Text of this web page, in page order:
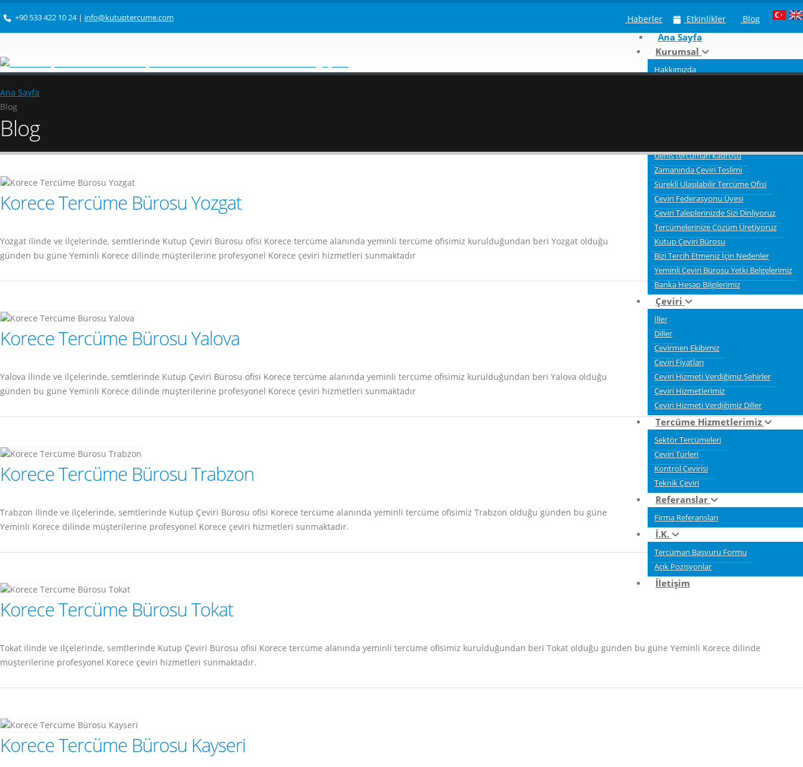
+90 533 422 10 24| info@kutuptercume.com Haberler Etkinlikler Blog
Ana Sayfa
Kurumsal
Hakkımızda
Geniş tercüman kadrosu
Zamanında Çeviri Teslimi
Sürekli Ulaşılabilir Tercüme Ofisi
Çeviri Federasyonu Üyesi
Çeviri Taleplerinizde Sizi Dinliyoruz
Tercümelerinize Çözüm Üretiyoruz
Kutup Çeviri Bürosu
Bizi Tercih Etmeniz İçin Nedenler
Yeminli Çeviri Bürosu Yetki Belgelerimiz
Banka Hesap Bilgilerimiz
Çeviri
İller
Diller
Çevirmen Ekibimiz
Çeviri Fiyatları
Çeviri Hizmeti Verdiğimiz Şehirler
Çeviri Hizmetlerimiz
Çeviri Hizmeti Verdiğimiz Diller
Tercüme Hizmetlerimiz
Sektör Tercümeleri
Çeviri Türleri
Kontrol Çevirisi
Teknik Çeviri
Referanslar
Firma Referansları
İ.K.
Tercüman Başvuru Formu
Açık Pozisyonlar
İletişim
Ana Sayfa
Blog
Blog
Korece Tercüme Bürosu Yozgat
Yozgat ilinde ve ilçelerinde, semtlerinde Kutup Çeviri Bürosu ofisi Korece tercüme alanında yeminli tercüme ofisimiz kurulduğundan beri Yozgat olduğu
günden bu güne Yeminli Korece dilinde müşterilerine profesyonel Korece çeviri hizmetleri sunmaktadır
Korece Tercüme Bürosu Yalova
Yalova ilinde ve ilçelerinde, semtlerinde Kutup Çeviri Bürosu ofisi Korece tercüme alanında yeminli tercüme ofisimiz kurulduğundan beri Yalova olduğu
günden bu güne Yeminli Korece dilinde müşterilerine profesyonel Korece çeviri hizmetleri sunmaktadır
Korece Tercüme Bürosu Trabzon
Trabzon ilinde ve ilçelerinde, semtlerinde Kutup Çeviri Bürosu ofisi Korece tercüme alanında yeminli tercüme ofisimiz Trabzon olduğu günden bu güne
Yeminli Korece dilinde müşterilerine profesyonel Korece çeviri hizmetleri sunmaktadır.
Korece Tercüme Bürosu Tokat
Tokat ilinde ve ilçelerinde, semtlerinde Kutup Çeviri Bürosu ofisi Korece tercüme alanında yeminli tercüme ofisimiz kurulduğundan beri Tokat olduğu günden bu güne Yeminli Korece dilinde
müşterilerine profesyonel Korece çeviri hizmetleri sunmaktadır.
Korece Tercüme Bürosu Kayseri